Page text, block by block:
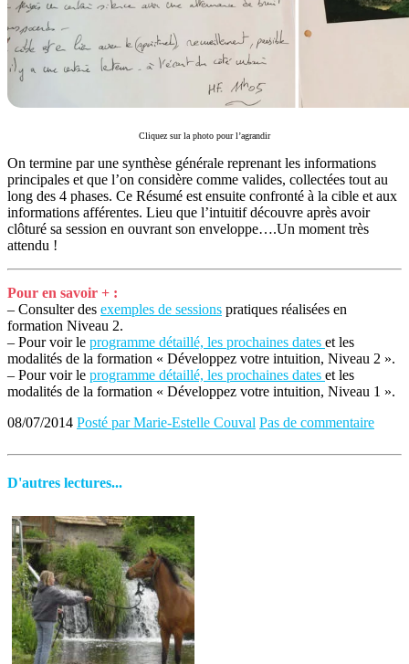
Cliquez sur la photo pour l’agrandir
On termine par une synthèse générale reprenant les informations
principales et que l’on considère comme valides, collectées tout au
long des 4 phases. Ce Résumé est ensuite confronté à la cible et aux
informations afférentes. Lieu que l’intuitif découvre après avoir
clôturé sa session en ouvrant son enveloppe….Un moment très
attendu !
Pour en savoir + :
– Consulter des exemples de sessions pratiques réalisées en
formation Niveau 2.
– Pour voir le programme détaillé, les prochaines dates et les
modalités de la formation « Développez votre intuition, Niveau 2 ».
– Pour voir le programme détaillé, les prochaines dates et les
modalités de la formation « Développez votre intuition, Niveau 1 ».
08/07/2014 Posté par Marie-Estelle Couval Pas de commentaire
D'autres lectures...